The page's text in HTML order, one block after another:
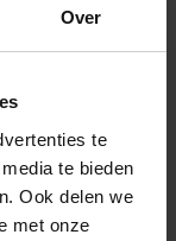
Over
te
te bieden
Ook delen we
met onze